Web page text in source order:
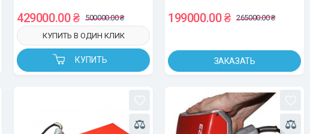
429000.00 ₴ 500000.00 ₴
КУПИТЬ
КУПИТЬ В ОДИН КЛИК
199000.00 ₴ 265000.00 ₴
ЗАКАЗАТЬ